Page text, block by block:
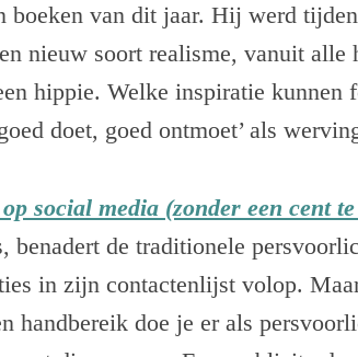
boeken van dit jaar. Hij werd
nieuw soort realisme, vanuit alle
hippie. Welke inspiratie kunnen
doet, goed ontmoet’ als
social media (zonder een cent
benadert de traditionele
in zijn contactenlijst volop.
handbereik doe je er als